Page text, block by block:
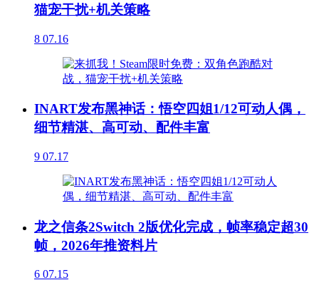
猫宠干扰+机关策略
8 07.16
INART发布黑神话：悟空四姐1/12可动人偶，
细节精湛、高可动、配件丰富
9 07.17
龙之信条2Switch 2版优化完成，帧率稳定超30
帧，2026年推资料片
6 07.15